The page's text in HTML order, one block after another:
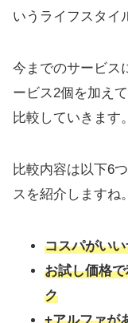
いうライフスタイ
今までのサービス
ービス2個を加え
比較していきます。
比較内容は以下6
スを紹介しますね。
コスパがい
お試し価格
ク